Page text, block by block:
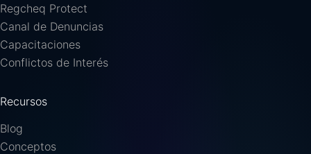
Regcheq Protect
Canal de Denuncias
Capacitaciones
Conflictos de Interés
Recursos
Blog
Conceptos